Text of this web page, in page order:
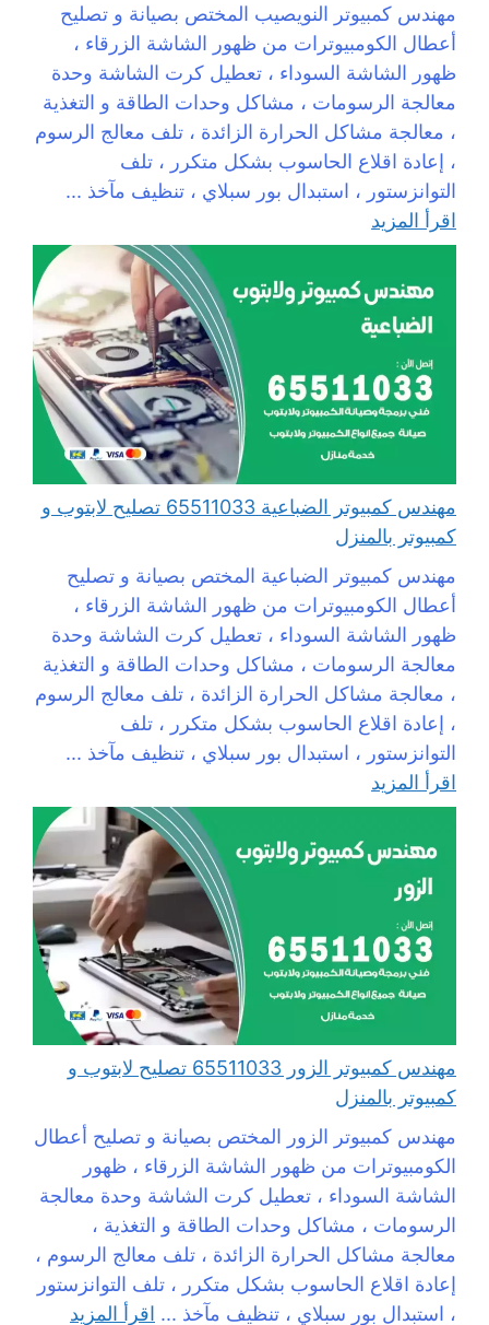
مهندس كمبيوتر النويصيب المختص بصيانة و تصليح
أعطال الكومبيوترات من ظهور الشاشة الزرقاء ،
ظهور الشاشة السوداء ، تعطيل كرت الشاشة وحدة
معالجة الرسومات ، مشاكل وحدات الطاقة و التغذية
، معالجة مشاكل الحرارة الزائدة ، تلف معالج الرسوم
، إعادة اقلاع الحاسوب بشكل متكرر ، تلف
التوانزستور ، استبدال بور سبلاي ، تنظيف مآخذ ...
اقرأ المزيد
مهندس كمبيوتر الضباعية 65511033 تصليح لابتوب و
كمبيوتر بالمنزل
مهندس كمبيوتر الضباعية المختص بصيانة و تصليح
أعطال الكومبيوترات من ظهور الشاشة الزرقاء ،
ظهور الشاشة السوداء ، تعطيل كرت الشاشة وحدة
معالجة الرسومات ، مشاكل وحدات الطاقة و التغذية
، معالجة مشاكل الحرارة الزائدة ، تلف معالج الرسوم
، إعادة اقلاع الحاسوب بشكل متكرر ، تلف
التوانزستور ، استبدال بور سبلاي ، تنظيف مآخذ ...
اقرأ المزيد
مهندس كمبيوتر الزور 65511033 تصليح لابتوب و
كمبيوتر بالمنزل
مهندس كمبيوتر الزور المختص بصيانة و تصليح أعطال
الكومبيوترات من ظهور الشاشة الزرقاء ، ظهور
الشاشة السوداء ، تعطيل كرت الشاشة وحدة معالجة
الرسومات ، مشاكل وحدات الطاقة و التغذية ،
معالجة مشاكل الحرارة الزائدة ، تلف معالج الرسوم ،
إعادة اقلاع الحاسوب بشكل متكرر ، تلف التوانزستور
، استبدال بور سبلاي ، تنظيف مآخذ ... اقرأ المزيد